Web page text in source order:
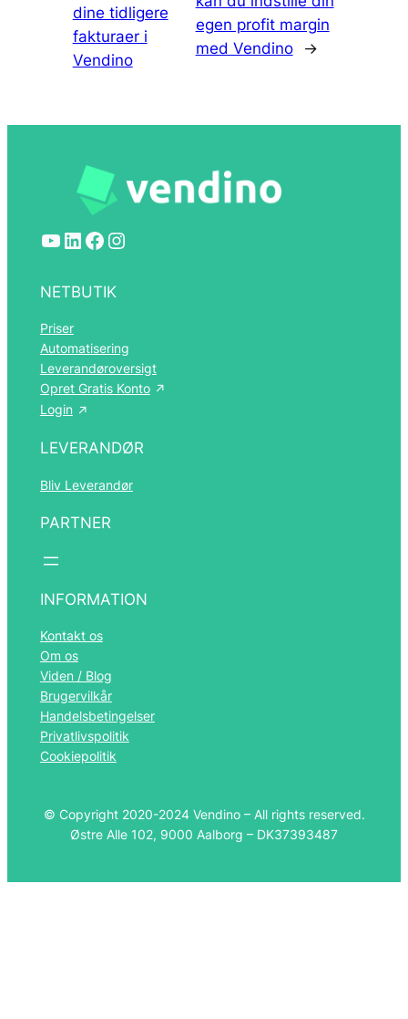
dine tidligere
fakturaer i
Vendino
egen profit margin
med Vendino
→
YouTube LinkedIn Facebook Instagram
NETBUTIK
Priser
Automatisering
Leverandøroversigt
Opret Gratis Konto
Login
LEVERANDØR
Bliv Leverandør
PARTNER
INFORMATION
Kontakt os
Om os
Viden / Blog
Brugervilkår
Handelsbetingelser
Privatlivspolitik
Cookiepolitik
© Copyright 2020-2024 Vendino – All rights reserved.
Østre Alle 102, 9000 Aalborg – DK37393487